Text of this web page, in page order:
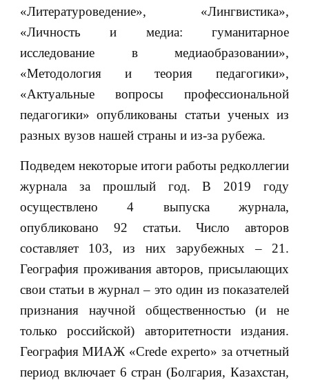
«Литературоведение», «Лингвистика»,
«Личность и медиа: гуманитарное
исследование в медиаобразовании»,
«Методология и теория педагогики»,
«Актуальные вопросы профессиональной
педагогики» опубликованы статьи ученых из
разных вузов нашей страны и из-за рубежа.
Подведем некоторые итоги работы редколлегии
журнала за прошлый год. В 2019 году
осуществлено 4 выпуска журнала,
опубликовано 92 статьи. Число авторов
составляет 103, из них зарубежных – 21.
География проживания авторов, присылающих
свои статьи в журнал – это один из показателей
признания научной общественностью (и не
только российской) авторитетности издания.
География МИАЖ «Crede experto» за отчетный
период включает 6 стран (Болгария, Казахстан,